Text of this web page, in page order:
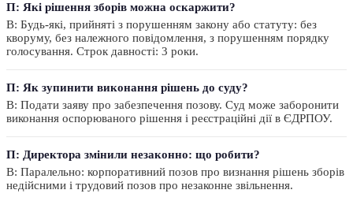
П: Які рішення зборів можна оскаржити?
В: Будь-які, прийняті з порушенням закону або статуту: без
кворуму, без належного повідомлення, з порушенням порядку
голосування. Строк давності: 3 роки.
П: Як зупинити виконання рішень до суду?
В: Подати заяву про забезпечення позову. Суд може заборонити
виконання оспорюваного рішення і реєстраційні дії в ЄДРПОУ.
П: Директора змінили незаконно: що робити?
В: Паралельно: корпоративний позов про визнання рішень зборів
недійсними і трудовий позов про незаконне звільнення.